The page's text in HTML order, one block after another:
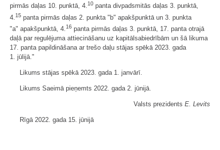
pirmās daļas 10. punktā, 4.10 panta divpadsmitās daļas 3. punktā,
4. 15 panta pirmās daļas 2. punkta "b" apakšpunktā un 3. punkta
"a" apakšpunktā, 4.16 panta pirmās daļas 3. punktā, 17. panta otrajā
daļā par regulējuma attiecināšanu uz kapitālsabiedrībām un šā likuma
17. panta papildināšana ar trešo daļu stājas spēkā 2023. gada
1. jūlijā."
Likums stājas spēkā 2023. gada 1. janvārī.
Likums Saeimā pieņemts 2022. gada 2. jūnijā.
Valsts prezidents E. Levits
Rīgā 2022. gada 15. jūnijā